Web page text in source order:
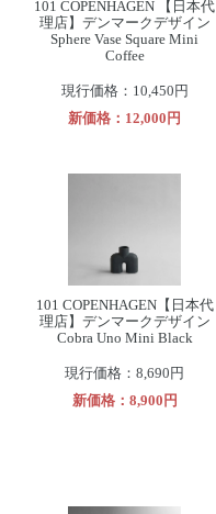
101 COPENHAGEN 【日本代
理店】デンマークデザイン
Sphere Vase Square Mini
Coffee
現行価格：10,450円
新価格：12,000円
101 COPENHAGEN【日本代
理店】デンマークデザイン
Cobra Uno Mini Black
現行価格：8,690円
新価格：8,900円